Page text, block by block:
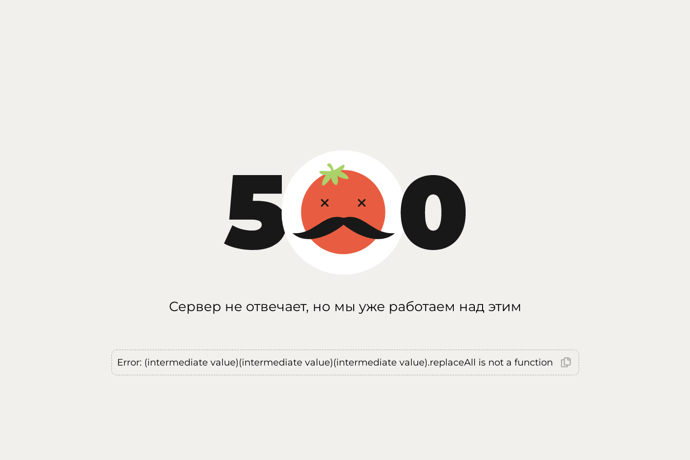
Сервер не отвечает, но мы уже работаем над этим
Error: (intermediate value)(intermediate value)(intermediate value).replaceAll is not a function